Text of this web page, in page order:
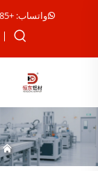
واتساب: +85-262159883